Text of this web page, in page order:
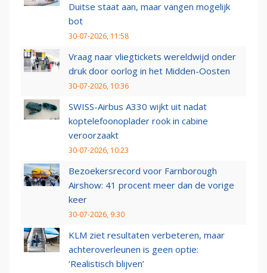
Duitse staat aan, maar vangen mogelijk
bot
30-07-2026, 11:58
Vraag naar vliegtickets wereldwijd onder
druk door oorlog in het Midden-Oosten
30-07-2026, 10:36
SWISS-Airbus A330 wijkt uit nadat
koptelefoonoplader rook in cabine
veroorzaakt
30-07-2026, 10:23
Bezoekersrecord voor Farnborough
Airshow: 41 procent meer dan de vorige
keer
30-07-2026, 9:30
KLM ziet resultaten verbeteren, maar
achteroverleunen is geen optie:
‘Realistisch blijven’